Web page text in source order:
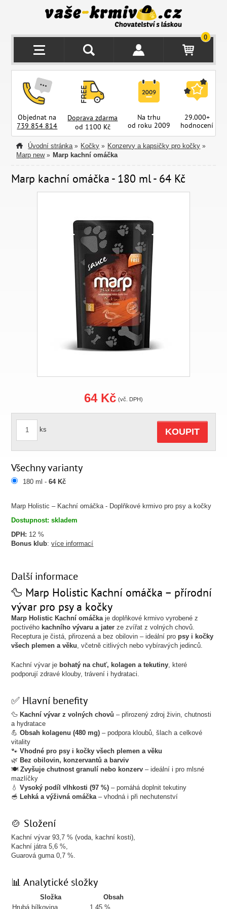
0
Objednat na
739 854 814
Doprava zdarma
od 1100 Kč
Na trhu
od roku 2009
29.000+
hodnocení
Úvodní stránka » Kočky » Konzervy a kapsičky pro kočky »
Marp new » Marp kachní omáčka
Marp kachní omáčka - 180 ml - 64 Kč
Marp Holistic – Kachní omáčka - Doplňkové krmivo pro psy a kočky
Dostupnost: skladem
DPH: 12 %
Bonus klub:více informací
64 Kč (vč. DPH)
ks KOUPIT
Všechny varianty
180 ml -64 Kč
Další informace
🦆 Marp Holistic Kachní omáčka – přírodní
vývar pro psy a kočky
Marp Holistic Kachní omáčkaje doplňkové krmivo vyrobené z
poctivého kachního vývaru a jater ze zvířat z volných chovů.
Receptura je čistá, přirozená a bez obilovin – ideální propsy i kočky
všech plemen a věku, včetně citlivých nebo vybíravých jedinců.
Kachní vývar je bohatý na chuť, kolagen a tekutiny, které
podporují zdravé klouby, trávení i hydrataci.
✅ Hlavní benefity
🦆 Kachní vývar z volných chovů – přirozený zdroj živin, chutnosti
a hydratace
💪Obsah kolagenu (480 mg) – podpora kloubů, šlach a celkové
vitality
🐾Vhodné pro psy i kočky všech plemen a věku
🌿 Bez obilovin, konzervantů a barviv
🍽️Zvyšuje chutnost granulí nebo konzerv – ideální i pro mlsné
mazlíčky
💧Vysoký podíl vlhkosti (97 %) – pomáhá doplnit tekutiny
🥣 Lehká a výživná omáčka– vhodná i při nechutenství
🍲 Složení
Kachní vývar 93,7 % (voda, kachní kosti),
Kachní játra 5,6 %,
Guarová guma 0,7 %.
📊 Analytické složky
Složka
Obsah
Hrubá bílkovina
1,45 %